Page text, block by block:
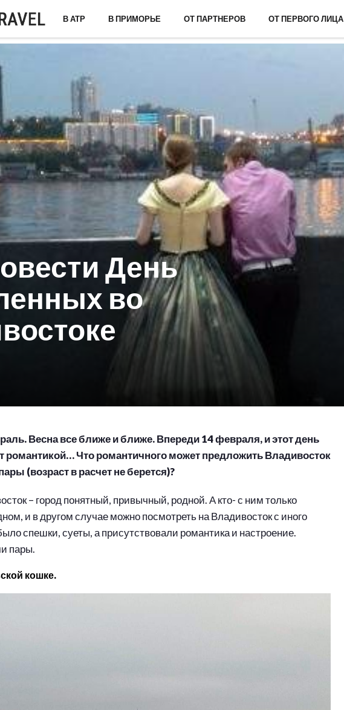
В АТР В ПРИМОРЬЕ ОТ ПАРТНЕРОВ ОТ ПЕРВОГО ЛИЦА
День
во
Весна все ближе и ближе. Впереди 14 февраля, и этот день
романтикой… Что романтичного может предложить Владивосток
(возраст в расчет не берется)?
– город понятный, привычный, родной. А кто- с ним только
и в другом случае можно посмотреть на Владивосток с иного
спешки, суеты, а присутствовали романтика и настроение.
пары.
кошке.